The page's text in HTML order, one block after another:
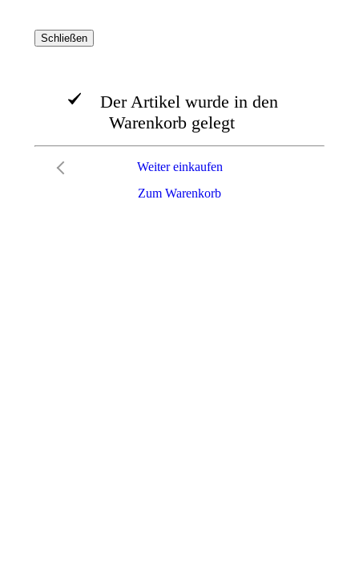
Schließen
Der Artikel wurde in den
Warenkorb gelegt
Zum Warenkorb
Weiter einkaufen